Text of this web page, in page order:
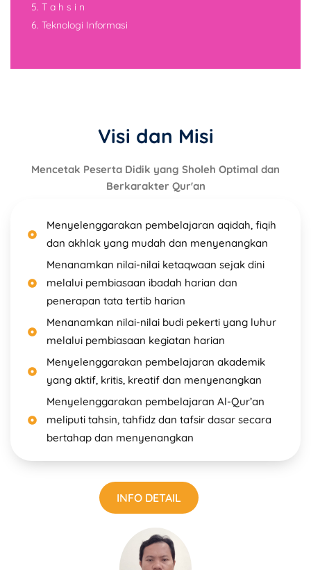
5. T a h s i n
6. Teknologi Informasi
Visi dan Misi
Mencetak Peserta Didik yang Sholeh Optimal dan
Berkarakter Qur'an
Menyelenggarakan pembelajaran aqidah, fiqih
dan akhlak yang mudah dan menyenangkan
Menanamkan nilai-nilai ketaqwaan sejak dini
melalui pembiasaan ibadah harian dan
penerapan tata tertib harian
Menanamkan nilai-nilai budi pekerti yang luhur
melalui pembiasaan kegiatan harian
Menyelenggarakan pembelajaran akademik
yang aktif, kritis, kreatif dan menyenangkan
Menyelenggarakan pembelajaran Al-Qur’an
meliputi tahsin, tahfidz dan tafsir dasar secara
bertahap dan menyenangkan
INFO DETAIL